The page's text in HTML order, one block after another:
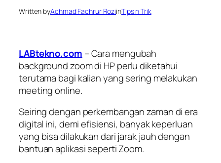
Written byAchmad Fachrur RoziinTips n Trik
LABtekno.com – Cara mengubah
background zoom di HP perlu diketahui
terutama bagi kalian yang sering melakukan
meeting online.
Seiring dengan perkembangan zaman di era
digital ini, demi efisiensi, banyak keperluan
yang bisa dilakukan dari jarak jauh dengan
bantuan aplikasi seperti Zoom.